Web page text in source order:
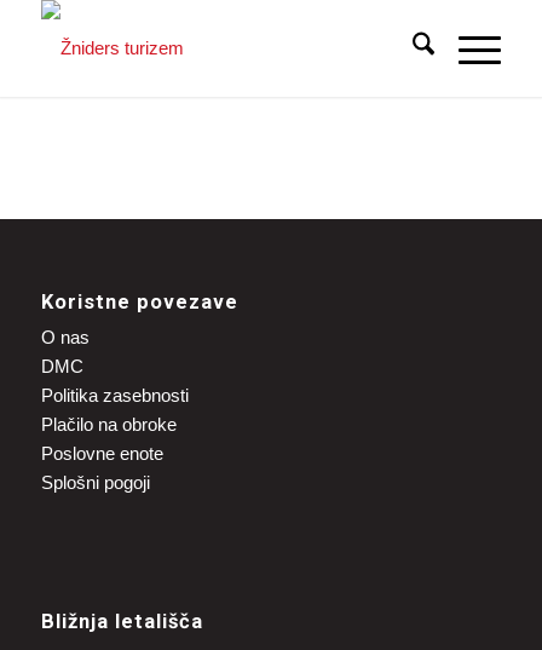
Koristne povezave
O nas
DMC
Politika zasebnosti
Plačilo na obroke
Poslovne enote
Splošni pogoji
Bližnja letališča